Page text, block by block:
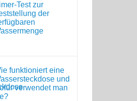
Test zur
der
funktioniert eine
und
verwendet man